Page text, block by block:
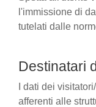
l'immissione di
tutelati dalle
Destinatari
I dati dei
afferenti alle